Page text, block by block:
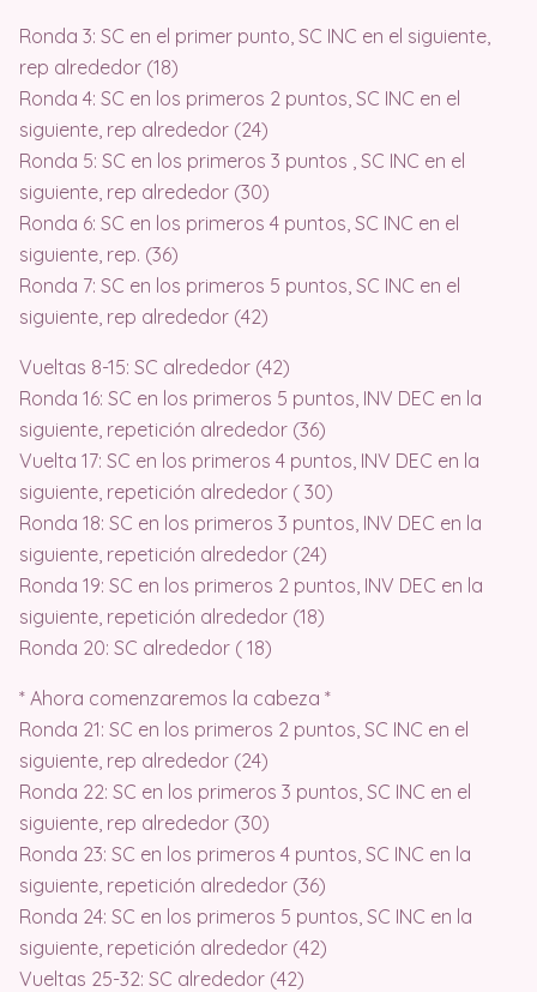
Ronda 3: SC en el primer punto, SC INC en el siguiente,
rep alrededor (18)
Ronda 4: SC en los primeros 2 puntos, SC INC en el
siguiente, rep alrededor (24)
Ronda 5: SC en los primeros 3 puntos , SC INC en el
siguiente, rep alrededor (30)
Ronda 6: SC en los primeros 4 puntos, SC INC en el
siguiente, rep. (36)
Ronda 7: SC en los primeros 5 puntos, SC INC en el
siguiente, rep alrededor (42)
Vueltas 8-15: SC alrededor (42)
Ronda 16: SC en los primeros 5 puntos, INV DEC en la
siguiente, repetición alrededor (36)
Vuelta 17: SC en los primeros 4 puntos, INV DEC en la
siguiente, repetición alrededor ( 30)
Ronda 18: SC en los primeros 3 puntos, INV DEC en la
siguiente, repetición alrededor (24)
Ronda 19: SC en los primeros 2 puntos, INV DEC en la
siguiente, repetición alrededor (18)
Ronda 20: SC alrededor ( 18)
* Ahora comenzaremos la cabeza *
Ronda 21: SC en los primeros 2 puntos, SC INC en el
siguiente, rep alrededor (24)
Ronda 22: SC en los primeros 3 puntos, SC INC en el
siguiente, rep alrededor (30)
Ronda 23: SC en los primeros 4 puntos, SC INC en la
siguiente, repetición alrededor (36)
Ronda 24: SC en los primeros 5 puntos, SC INC en la
siguiente, repetición alrededor (42)
Vueltas 25-32: SC alrededor (42)